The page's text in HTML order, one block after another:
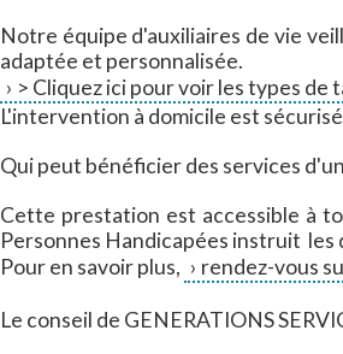
Notre équipe d'auxiliaires de vie
adaptée et personnalisée.
> Cliquez ici pour voir les types de
L'intervention à domicile est
Qui peut bénéficier des services
Cette prestation est accessible à
Personnes Handicapées instruit les
Pour en savoir plus,
rendez-vous
Le conseil de GENERATIONS